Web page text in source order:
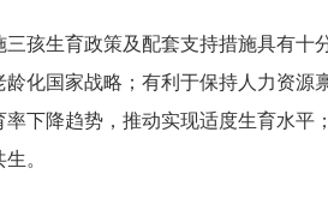
三孩生育政策及配套支持措施具有
化国家战略；有利于保持人力资源
率下降趋势，推动实现适度生育水平
。